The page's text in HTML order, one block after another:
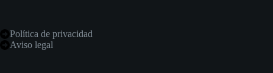
Política de privacidad
Aviso legal